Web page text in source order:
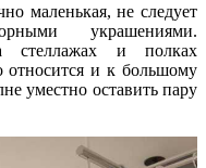
маленькая, не следует
украшениями.
стеллажах и полках
относится и к большому
уместно оставить пару